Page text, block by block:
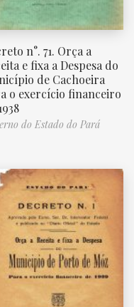
n°. 71. Orça a
e fixa a Despesa do
de Cachoeira
o exercício financeiro
do Estado do Pará